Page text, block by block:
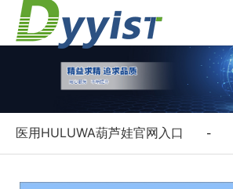
医用HULUWA葫芦娃官网入口 -